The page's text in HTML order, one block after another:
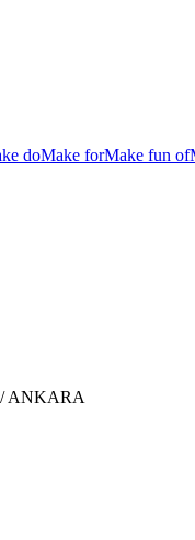
doMake forMake fun of
/ ANKARA